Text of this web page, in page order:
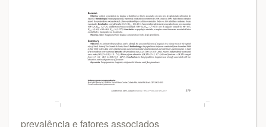
prevalência e fatores associados